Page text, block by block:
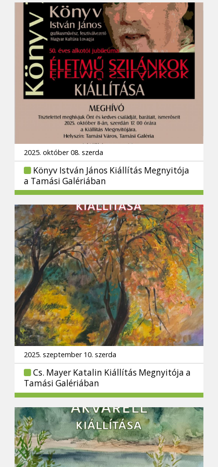
2025. október 08. szerda
Könyv István János Kiállítás Megnyitója
a Tamási Galériában
2025. szeptember 10. szerda
Cs. Mayer Katalin Kiállítás Megnyitója a
Tamási Galériában